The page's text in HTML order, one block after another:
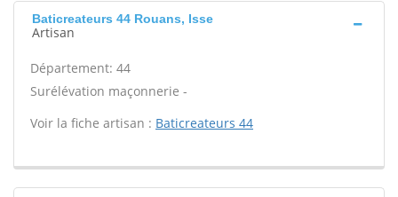
Baticreateurs 44 Rouans, Isse
Artisan
Département: 44
Surélévation maçonnerie -
Voir la fiche artisan : Baticreateurs 44